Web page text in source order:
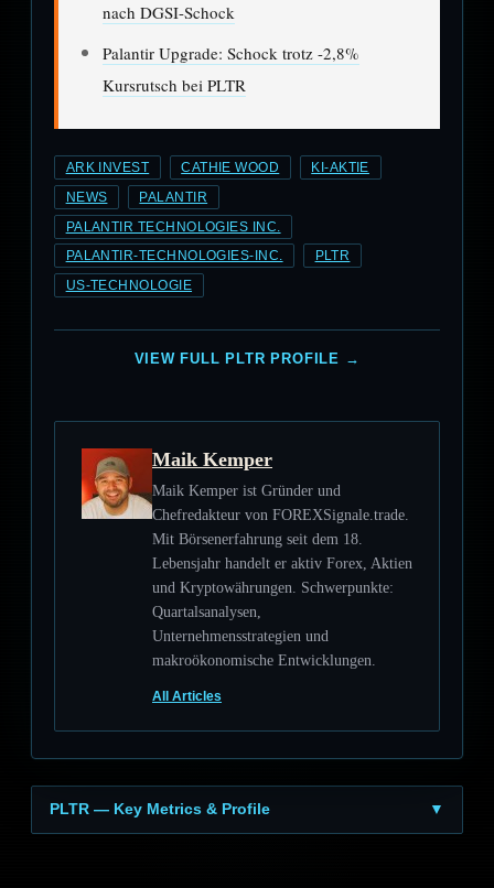
nach DGSI-Schock
Palantir Upgrade: Schock trotz -2,8%
Kursrutsch bei PLTR
ARK INVEST CATHIE WOOD KI-AKTIE
NEWS PALANTIR
PALANTIR TECHNOLOGIES INC.
PALANTIR-TECHNOLOGIES-INC. PLTR
US-TECHNOLOGIE
VIEW FULL PLTR PROFILE →
Maik Kemper
Maik Kemper ist Gründer und
Chefredakteur von FOREXSignale.trade.
Mit Börsenerfahrung seit dem 18.
Lebensjahr handelt er aktiv Forex, Aktien
und Kryptowährungen. Schwerpunkte:
Quartalsanalysen,
Unternehmensstrategien und
makroökonomische Entwicklungen.
All Articles
PLTR — Key Metrics & Profile ▼